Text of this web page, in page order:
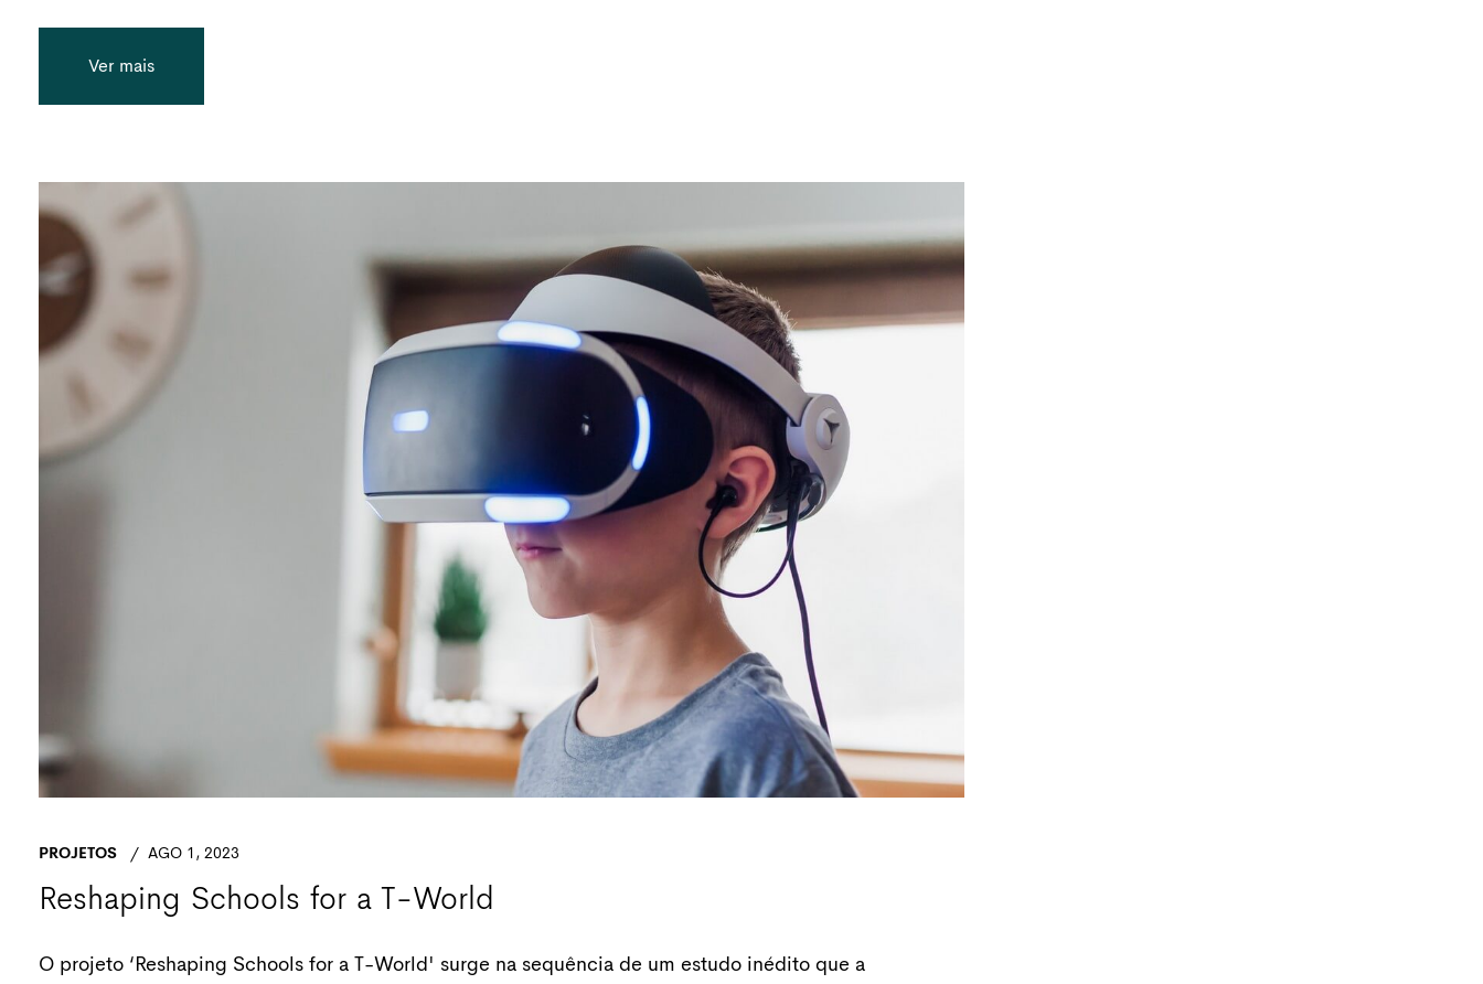
Ver mais
PROJETOS AGO 1, 2023
Reshaping Schools for a T-World
O projeto ‘Reshaping Schools for a T-World' surge na sequência de um estudo inédito que a